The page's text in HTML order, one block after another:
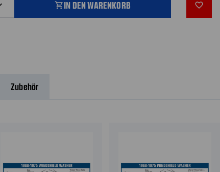
shopping_cartIN DEN WARENKORB favorite_outline
Zubehör